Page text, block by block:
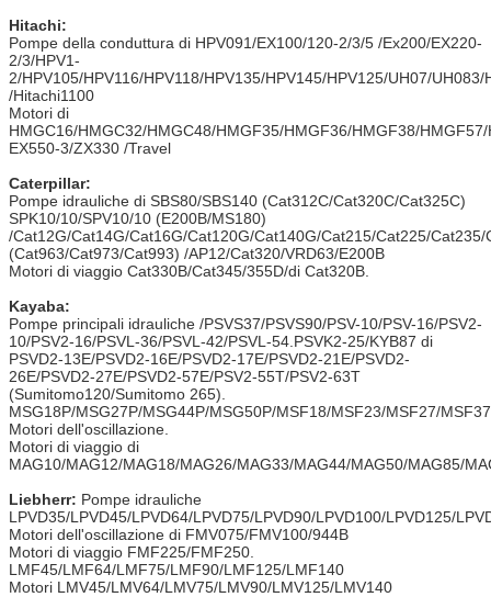
Hitachi:
Pompe della conduttura di HPV091/EX100/120-2/3/5 /Ex200/EX220-
2/3/HPV1-
2/HPV105/HPV116/HPV118/HPV135/HPV145/HPV125/UH07/UH083/
/Hitachi1100
Motori di
HMGC16/HMGC32/HMGC48/HMGF35/HMGF36/HMGF38/HMGF57/
EX550-3/ZX330 /Travel
Caterpillar:
Pompe idrauliche di SBS80/SBS140 (Cat312C/Cat320C/Cat325C)
SPK10/10/SPV10/10 (E200B/MS180)
/Cat12G/Cat14G/Cat16G/Cat120G/Cat140G/Cat215/Cat225/Cat235/
(Cat963/Cat973/Cat993) /AP12/Cat320/VRD63/E200B
Motori di viaggio Cat330B/Cat345/355D/di Cat320B.
Kayaba:
Pompe principali idrauliche /PSVS37/PSVS90/PSV-10/PSV-16/PSV2-
10/PSV2-16/PSVL-36/PSVL-42/PSVL-54.PSVK2-25/KYB87 di
PSVD2-13E/PSVD2-16E/PSVD2-17E/PSVD2-21E/PSVD2-
26E/PSVD2-27E/PSVD2-57E/PSV2-55T/PSV2-63T
(Sumitomo120/Sumitomo 265).
MSG18P/MSG27P/MSG44P/MSG50P/MSF18/MSF23/MSF27/
Motori dell'oscillazione.
Motori di viaggio di
MAG10/MAG12/MAG18/MAG26/MAG33/MAG44/MAG50/MAG85/
Liebherr: Pompe idrauliche
LPVD35/LPVD45/LPVD64/LPVD75/LPVD90/LPVD100/LPVD125/
Motori dell'oscillazione di FMV075/FMV100/944B
Motori di viaggio FMF225/FMF250.
LMF45/LMF64/LMF75/LMF90/LMF125/LMF140
Motori LMV45/LMV64/LMV75/LMV90/LMV125/LMV140